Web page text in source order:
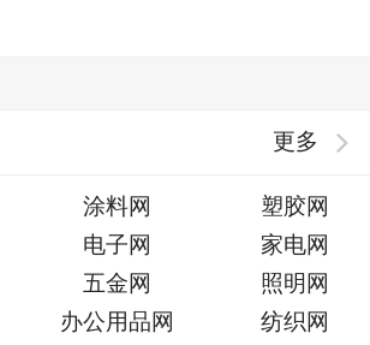
更多
涂料网
塑胶网
电子网
家电网
五金网
照明网
办公用品网
纺织网